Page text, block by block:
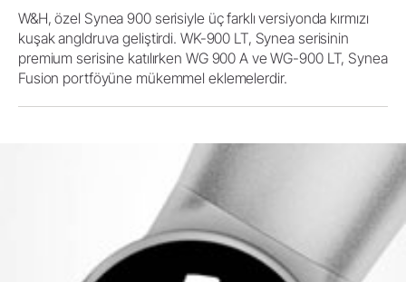
W&H, özel Synea 900 serisiyle üç farklı versiyonda kırmızı
kuşak angldruva geliştirdi. WK-900 LT, Synea serisinin
premium serisine katılırken WG 900 A ve WG-900 LT, Synea
Fusion portföyüne mükemmel eklemelerdir.